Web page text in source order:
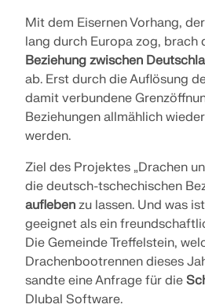
Erste Schritte
Anwendungen
Modellobjekte
Abos & Preise
Beispiele
FEM für
Entwerfen und analysieren Sie
mit CBFEM gemäß EN 1993-1-8
vollständig integriert in RFEM
genauere Arbeitsabläufe in der
Mit dem Eisernen Vorhang,
lang durch Europa zog, brach
Beziehung zwischen
ab. Erst durch die Auflösung
damit verbundene
Beziehungen allmählich
werden.
Ziel des Projektes „Drachen
die deutsch-tschechischen
aufleben zu lassen. Und was
geeignet als ein
Die Gemeinde Treffelstein,
Drachenbootrennen dieses
sandte eine Anfrage für die
Dlubal Software.